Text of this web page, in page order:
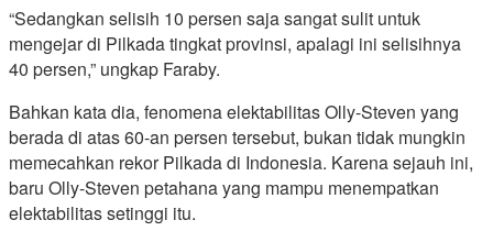
“Sedangkan selisih 10 persen saja sangat sulit untuk
mengejar di Pilkada tingkat provinsi, apalagi ini selisihnya
40 persen,” ungkap Faraby.
Bahkan kata dia, fenomena elektabilitas Olly-Steven yang
berada di atas 60-an persen tersebut, bukan tidak mungkin
memecahkan rekor Pilkada di Indonesia. Karena sejauh ini,
baru Olly-Steven petahana yang mampu menempatkan
elektabilitas setinggi itu.